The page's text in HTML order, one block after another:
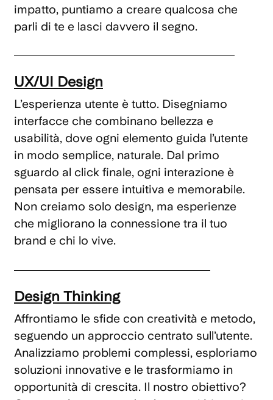
impatto, puntiamo a creare qualcosa che
parli di te e lasci davvero il segno.
UX/UI Design
L’esperienza utente è tutto. Disegniamo
interfacce che combinano bellezza e
usabilità, dove ogni elemento guida l’utente
in modo semplice, naturale. Dal primo
sguardo al click finale, ogni interazione è
pensata per essere intuitiva e memorabile.
Non creiamo solo design, ma esperienze
che migliorano la connessione tra il tuo
brand e chi lo vive.
Design Thinking
Affrontiamo le sfide con creatività e metodo,
seguendo un approccio centrato sull’utente.
Analizziamo problemi complessi, esploriamo
soluzioni innovative e le trasformiamo in
opportunità di crescita. Il nostro obiettivo?